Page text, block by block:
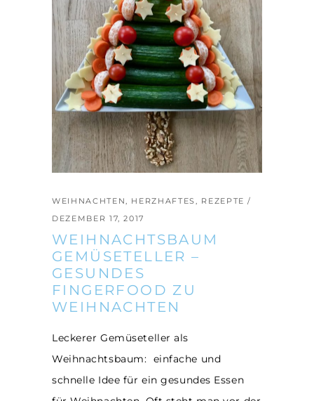
WEIHNACHTEN, HERZHAFTES, REZEPTE
DEZEMBER 17, 2017
WEIHNACHTSBAUM
GEMÜSETELLER –
GESUNDES
FINGERFOOD ZU
WEIHNACHTEN
Leckerer Gemüseteller als
Weihnachtsbaum: einfache und
schnelle Idee für ein gesundes Essen